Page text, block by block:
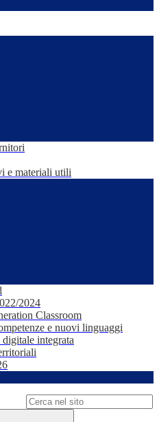
e materiali utili
2024
Classroom
e nuovi linguaggi
integrata